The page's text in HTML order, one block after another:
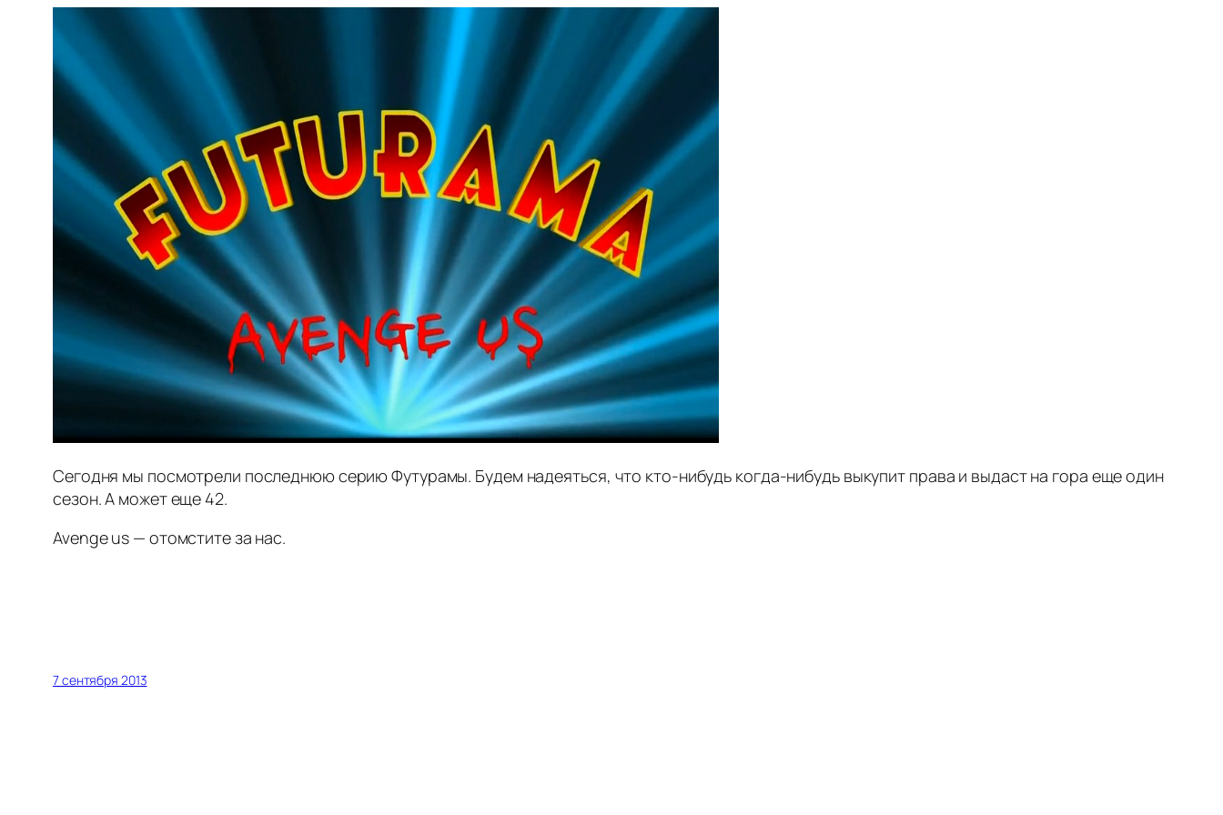
Сегодня мы посмотрели последнюю серию Футурамы. Будем надеяться, что кто-нибудь когда-нибудь выкупит права и выдаст на гора еще один
сезон. А может еще 42.
Avenge us — отомстите за нас.
7 сентября 2013